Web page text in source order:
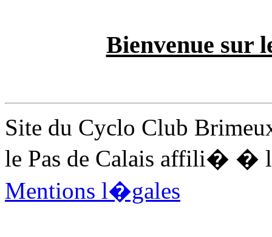
Bienvenue sur
Site du Cyclo Club
le Pas de Calais affili� �
Mentions l�gales